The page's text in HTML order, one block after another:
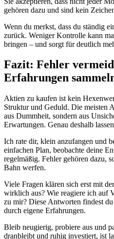
gehören dazu und sind kein
Wenn du merkst, dass du ständig
zurück. Weniger Kontrolle kann
bringen – und sorgt für deutlich
Fazit: Fehler
Erfahrungen
Aktien zu kaufen ist kein
Struktur und Geduld. Die meisten
aus Dummheit, sondern aus
Erwartungen. Genau deshalb
Ich rate dir, klein anzufangen und
einfachen Plan, beobachte deine
regelmäßig. Fehler gehören dazu,
Bahn werfen.
Viele Fragen klären sich erst mit
wirklich aus? Wie reagiere ich auf
zu mir? Diese Antworten findest
durch eigene Erfahrungen.
Bleib neugierig, probiere aus und
dranbleibt und ruhig investiert, ist